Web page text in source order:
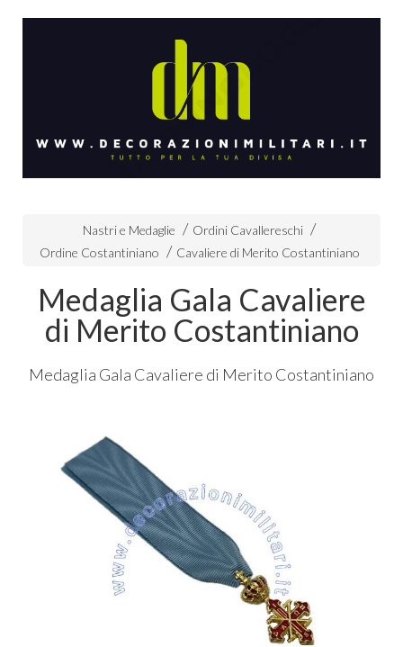
Nastri e Medaglie
Ordini Cavallereschi
Ordine Costantiniano
Cavaliere di Merito Costantiniano
Medaglia Gala Cavaliere
di Merito Costantiniano
Medaglia Gala Cavaliere di Merito Costantiniano